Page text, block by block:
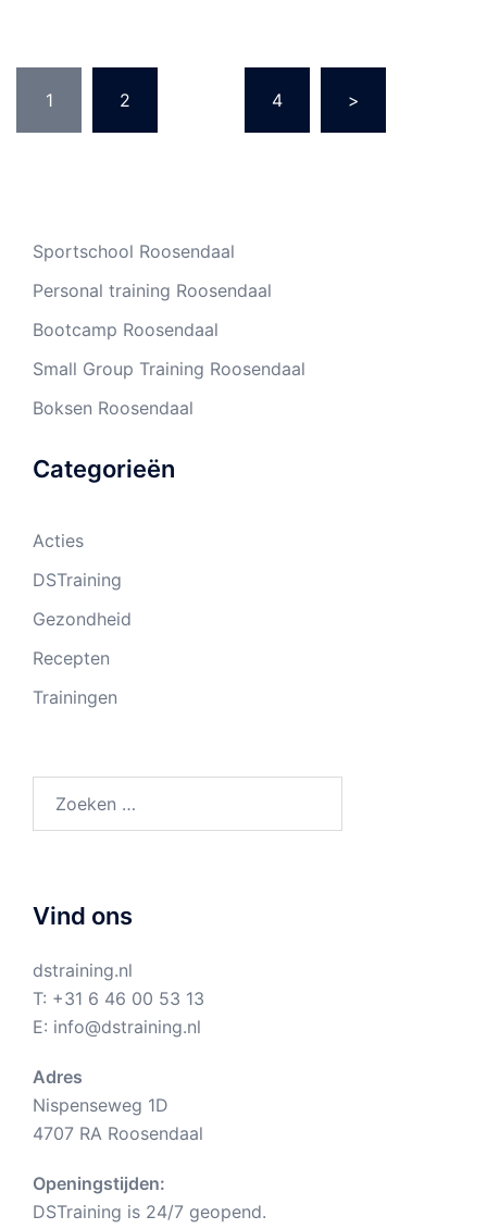
paginering
1 2 4 >
Sportschool Roosendaal
Personal training Roosendaal
Bootcamp Roosendaal
Small Group Training Roosendaal
Boksen Roosendaal
Categorieën
Acties
DSTraining
Gezondheid
Recepten
Trainingen
naar:
Vind ons
dstraining.nl
T: +31 6 46 00 53 13
E: info@dstraining.nl
Adres
Nispenseweg 1D
4707 RA Roosendaal
Openingstijden:
DSTraining is 24/7 geopend.